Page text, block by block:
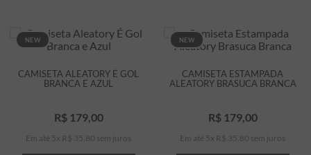
NEW
CAMISETA ALEATORY É GOL
BRANCA E AZUL
R$ 179, 00
Em até 5 x R$ 35 80 sem juros
NEW
CAMISETA ESTAMPADA
ALEATORY BRASUCA BRANCA
R$ 179, 00
Em até 5 x R$ 35 80 sem juros